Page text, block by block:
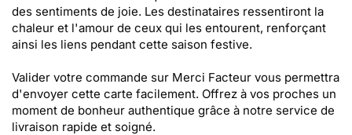
des sentiments de joie. Les destinataires ressentiront la
chaleur et l'amour de ceux qui les entourent, renforçant
ainsi les liens pendant cette saison festive.
Valider votre commande sur Merci Facteur vous permettra
d'envoyer cette carte facilement. Offrez à vos proches un
moment de bonheur authentique grâce à notre service de
livraison rapide et soigné.